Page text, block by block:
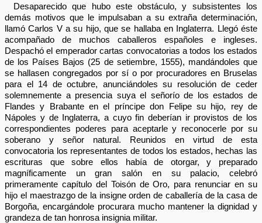
Desaparecido que hubo este obstáculo, y subsistentes los
demás motivos que le impulsaban a su extraña determinación,
llamó Carlos V a su hijo, que se hallaba en Inglaterra. Llegó éste
acompañado de muchos caballeros españoles e ingleses.
Despachó el emperador cartas convocatorias a todos los estados
de los Países Bajos (25 de setiembre, 1555), mandándoles que
se hallasen congregados por sí o por procuradores en Bruselas
para el 14 de octubre, anunciándoles su resolución de ceder
solemnemente a presencia suya el señorío de los estados de
Flandes y Brabante en el príncipe don Felipe su hijo, rey de
Nápoles y de Inglaterra, a cuyo fin deberían ir provistos de los
correspondientes poderes para aceptarle y reconocerle por su
soberano y señor natural. Reunidos en virtud de esta
convocatoria los representantes de todos los estados, hechas las
escrituras que sobre ellos había de otorgar, y preparado
magníficamente un gran salón en su palacio, celebró
primeramente capítulo del Toisón de Oro, para renunciar en su
hijo el maestrazgo de la insigne orden de caballería de la casa de
Borgoña, encargándole procurara mucho mantener la dignidad y
grandeza de tan honrosa insignia militar.